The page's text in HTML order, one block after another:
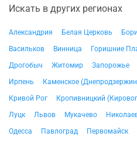
Искать в других регионах
Александрия Белая Церковь
Васильков
Винница Горишние
Дрогобыч
Житомир Запорожье
Ирпень
Каменское
Кривой Рог
Кропивницкий
Луцк
Львов Мукачево
Одесса
Павлоград Первомайск